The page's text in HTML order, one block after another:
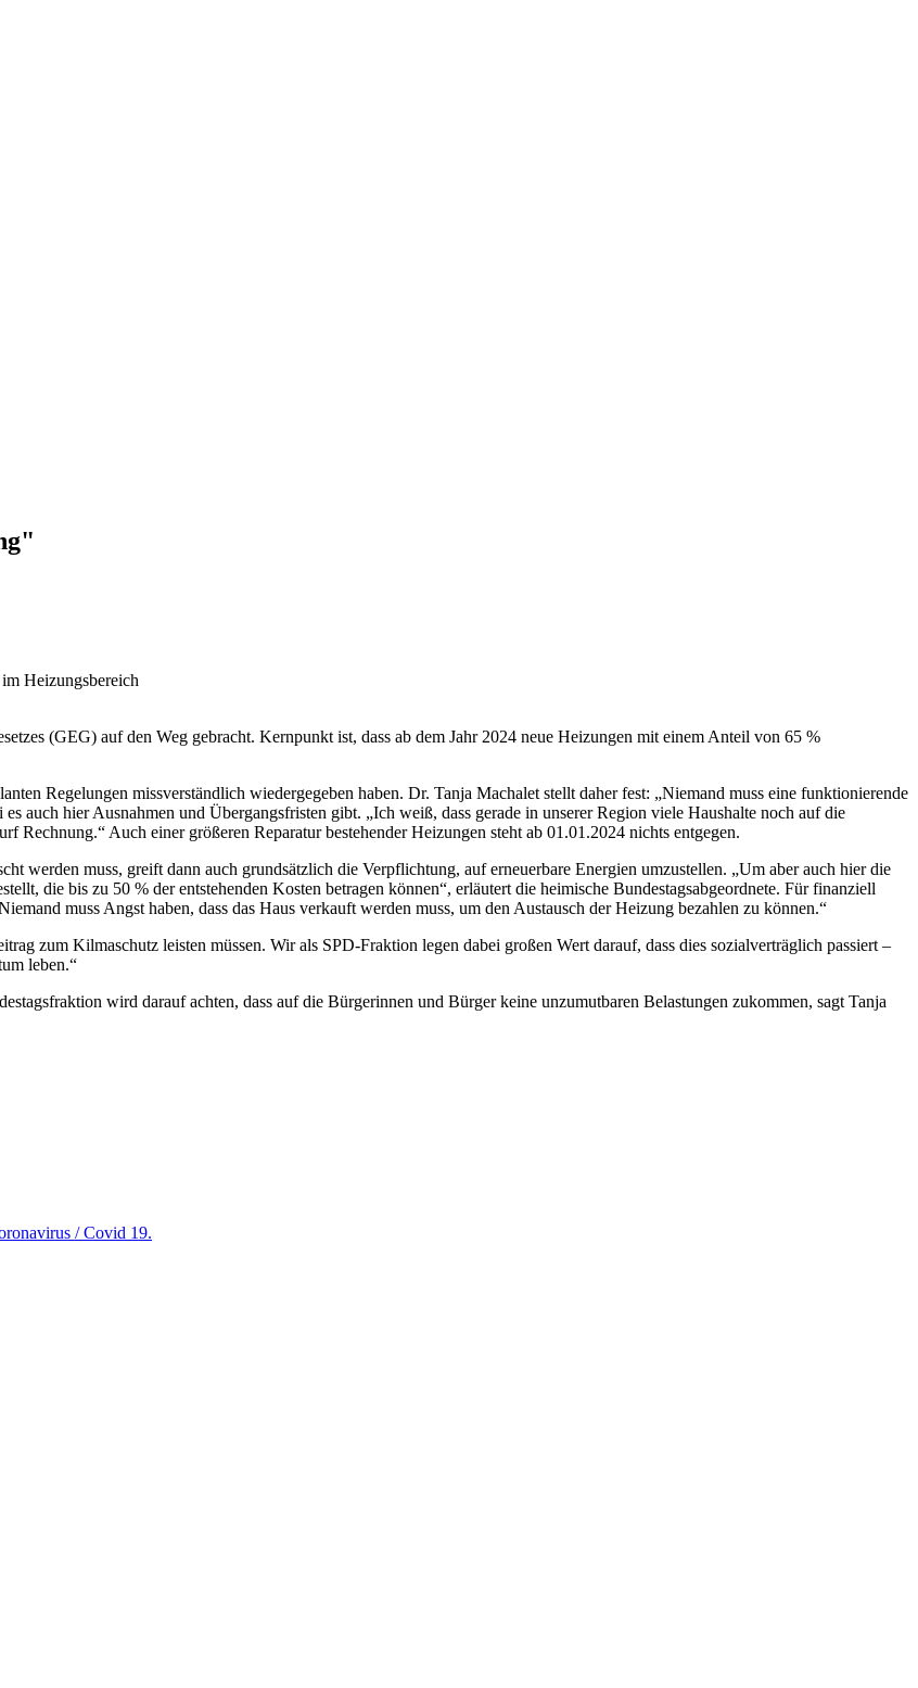
Heizungsbereich
(GEG) auf den Weg gebracht. Kernpunkt ist, dass ab dem Jahr 2024 neue Heizungen mit einem Anteil von 65 %
Regelungen missverständlich wiedergegeben haben. Dr. Tanja Machalet stellt daher fest: „Niemand muss eine funktionierende
auch hier Ausnahmen und Übergangsfristen gibt. „Ich weiß, dass gerade in unserer Region viele Haushalte noch auf die
Rechnung.“ Auch einer größeren Reparatur bestehender Heizungen steht ab 01.01.2024 nichts entgegen.
werden muss, greift dann auch grundsätzlich die Verpflichtung, auf erneuerbare Energien umzustellen. „Um aber auch hier die
die bis zu 50 % der entstehenden Kosten betragen können“, erläutert die heimische Bundestagsabgeordnete. Für finanziell
muss Angst haben, dass das Haus verkauft werden muss, um den Austausch der Heizung bezahlen zu können.“
zum Kilmaschutz leisten müssen. Wir als SPD-Fraktion legen dabei großen Wert darauf, dass dies sozialverträglich passiert –
leben.“
wird darauf achten, dass auf die Bürgerinnen und Bürger keine unzumutbaren Belastungen zukommen, sagt Tanja
/ Covid 19.